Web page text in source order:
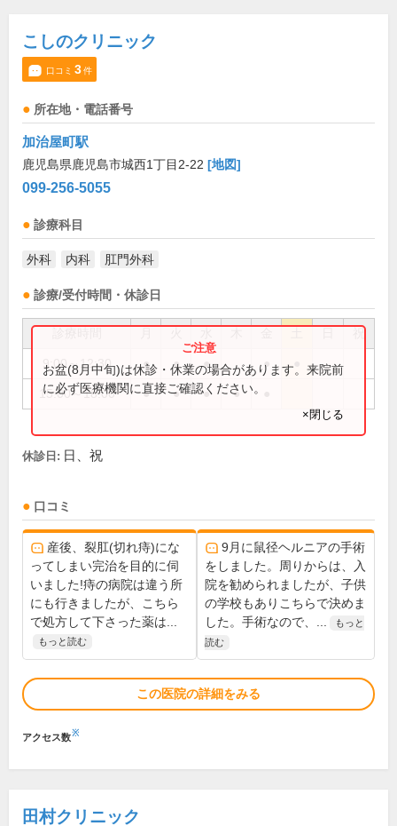
こしのクリニック
口コミ 3件
所在地・電話番号
加治屋町駅
鹿児島県鹿児島市城西1丁目2-22 [地図]
099-256-5055
診療科目
外科 内科 肛門外科
診療/受付時間・休診日
祝
9:00～12:30 ● ● ● ●
15:00～18:00 ● ● ● ●
お盆(8月中旬)は休診・休業の場合があります。来院前
に必ず医療機関に直接ご確認ください。
×閉じる
休診日: 日、祝
口コミ
産後、裂肛(切れ痔)にな
ってしまい完治を目的に伺
いました!痔の病院は違う所
にも行きましたが、こちら
で処方して下さった薬は...
もっと読む
9月に鼠径ヘルニアの手術
をしました。周りからは、入
院を勧められましたが、子供
の学校もありこちらで決めま
した。手術なので、...
もっと
読む
この医院の詳細をみる
アクセス数※
田村クリニック